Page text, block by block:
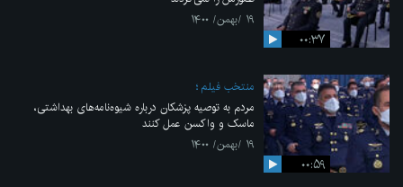
۰۰:۳۷
۱۹ /بهمن/ ۱۴۰۰
۰۰:۵۹
منتخب فیلم
مردم به توصیه پزشکان درباره شیوه‌نامه‌های بهداشتی،
ماسک و واکسن عمل کنند
۱۹ /بهمن/ ۱۴۰۰